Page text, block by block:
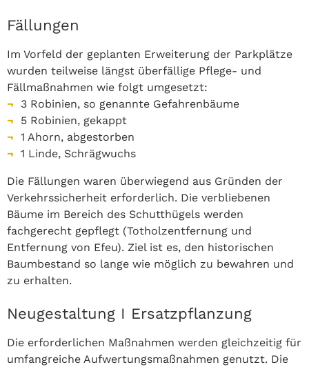
Fällungen
Im Vorfeld der geplanten Erweiterung der Parkplätze
wurden teilweise längst überfällige Pflege- und
Fällmaßnahmen wie folgt umgesetzt:
3 Robinien, so genannte Gefahrenbäume
5 Robinien, gekappt
1 Ahorn, abgestorben
1 Linde, Schrägwuchs
Die Fällungen waren überwiegend aus Gründen der
Verkehrssicherheit erforderlich. Die verbliebenen
Bäume im Bereich des Schutthügels werden
fachgerecht gepflegt (Totholzentfernung und
Entfernung von Efeu). Ziel ist es, den historischen
Baumbestand so lange wie möglich zu bewahren und
zu erhalten.
Neugestaltung I Ersatzpflanzung
Die erforderlichen Maßnahmen werden gleichzeitig für
umfangreiche Aufwertungsmaßnahmen genutzt. Die